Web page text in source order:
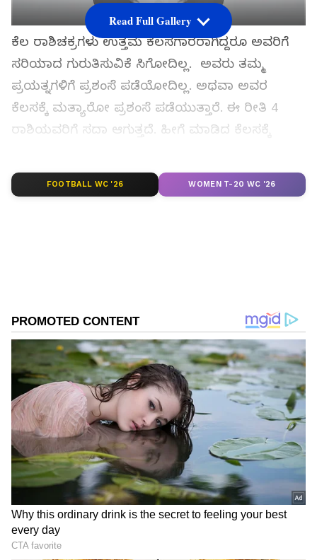
ಕೆಲ ರಾಶಿಚಕ್ರಗಳು ಉತ್ತಮ ಕೆಲಸಗಾರರಾಗಿದ್ದರೂ ಅವರಿಗೆ
ಸರಿಯಾದ ಗುರುತಿಸುವಿಕೆ ಸಿಗೋದಿಲ್ಲ. ಅವರು ತಮ್ಮ
ಪ್ರಯತ್ನಗಳಿಗೆ ಪ್ರಶಂಸೆ ಪಡೆಯೋದಿಲ್ಲ. ಅಥವಾ ಅವರ
ಕೆಲಸಕ್ಕೆ ಮತ್ಯಾರೋ ಪ್ರಶಂಸೆ ಪಡೆಯುತ್ತಾರೆ. ಈ ರೀತಿ 4
ರಾಶಿಯವರಿಗೆ ಸದಾ ಆಗುತ್ತದೆ. ಹೀಗೆ ಮಾಡಿದ ಕೆಲಸಕ್ಕೆ
ಸಮಗ್ರ ಸುದ್ದಿ ಮೂಲವನ್ನಾಗಿ asianet suvarna news ಅನ್ನು
8
Read Full Gallery
FOOTBALL WC '26 WOMEN T-20 WC '26